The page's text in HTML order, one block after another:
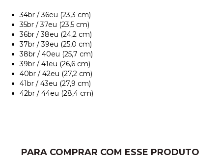
34br / 36eu (23,3 cm)
35br / 37eu (23,5 cm)
36br / 38eu (24,2 cm)
37br / 39eu (25,0 cm)
38br / 40eu (25,7 cm)
39br / 41eu (26,6 cm)
40br / 42eu (27,2 cm)
41br / 43eu (27,9 cm)
42br / 44eu (28,4 cm)
PARA COMPRAR COM ESSE PRODUTO